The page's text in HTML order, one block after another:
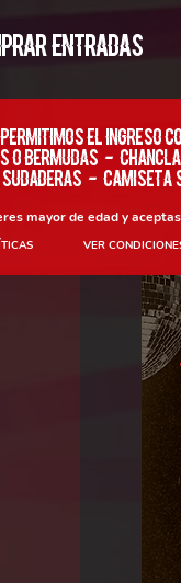
ENTRADAS
permitimos el ingreso
o Bermudas -
- Camiseta
mayor de edad y
VER